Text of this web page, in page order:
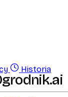
Historia